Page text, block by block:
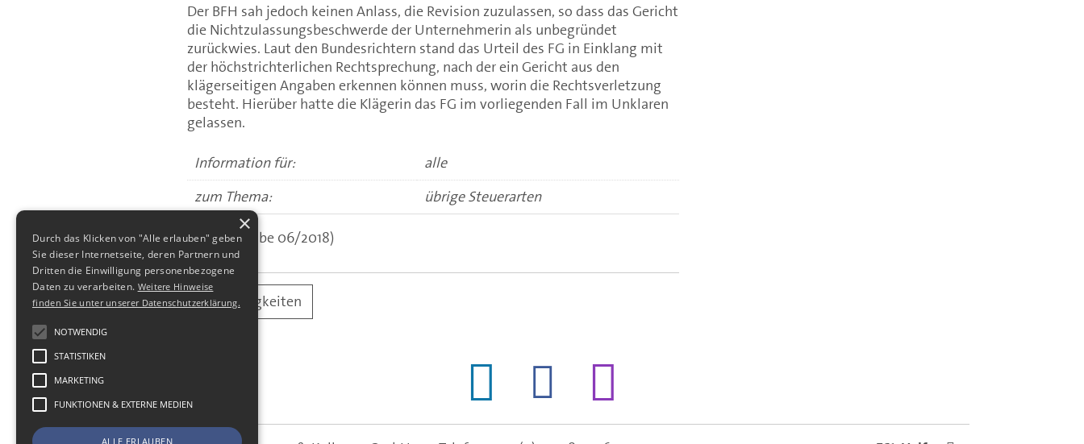
Der BFH sah jedoch keinen Anlass, die Revision zuzulassen, so dass das Gericht
die Nichtzulassungsbeschwerde der Unternehmerin als unbegründet
zurückwies. Laut den Bundesrichtern stand das Urteil des FG in Einklang mit
der höchstrichterlichen Rechtsprechung, nach der ein Gericht aus den
klägerseitigen Angaben erkennen können muss, worin die Rechtsverletzung
besteht. Hierüber hatte die Klägerin das FG im vorliegenden Fall im Unklaren
gelassen.
Information für:
alle
zum Thema:
übrige Steuerarten
(aus: Ausgabe 06/2018)
alle Neuigkeiten
×
Durch das Klicken von "Alle erlauben" geben
Sie dieser Internetseite, deren Partnern und
Dritten die Einwilligung personenbezogene
Daten zu verarbeiten. Weitere Hinweise
finden Sie unter unserer Datenschutzerklärung.
NOTWENDIG
STATISTIKEN
MARKETING
FUNKTIONEN & EXTERNE MEDIEN
ALLE ERLAUBEN